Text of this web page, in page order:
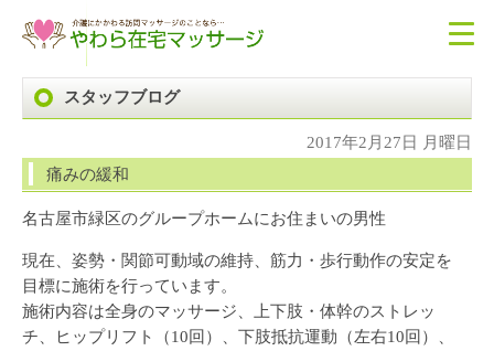
スタッフブログ
2017年2月27日 月曜日
痛みの緩和
名古屋市緑区のグループホームにお住まいの男性
現在、姿勢・関節可動域の維持、筋力・歩行動作の安定を
目標に施術を行っています。
施術内容は全身のマッサージ、上下肢・体幹のストレッ
チ、ヒップリフト（10回）、下肢抵抗運動（左右10回）、